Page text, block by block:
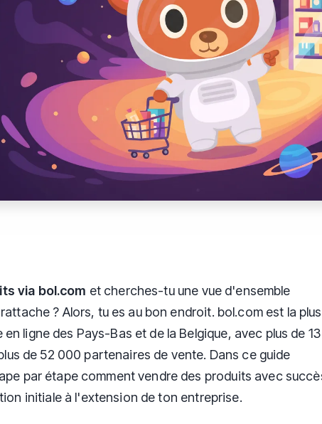
via bol.com et cherches-tu une vue d'ensemble
? Alors, tu es au bon endroit. bol.com est la plus
ligne des Pays-Bas et de la Belgique, avec plus de 13
de 52 000 partenaires de vente. Dans ce guide
par étape comment vendre des produits avec
initiale à l'extension de ton entreprise.